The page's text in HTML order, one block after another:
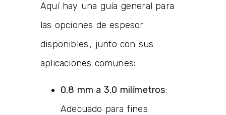
Aquí hay una guía general para
las opciones de espesor
disponibles., junto con sus
aplicaciones comunes:
0.8 mm a 3.0 milímetros:
Adecuado para fines